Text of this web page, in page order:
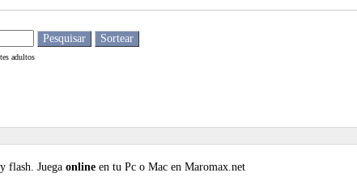
adultos
flash. Juega onlineen tu Pc o Mac en Maromax.net